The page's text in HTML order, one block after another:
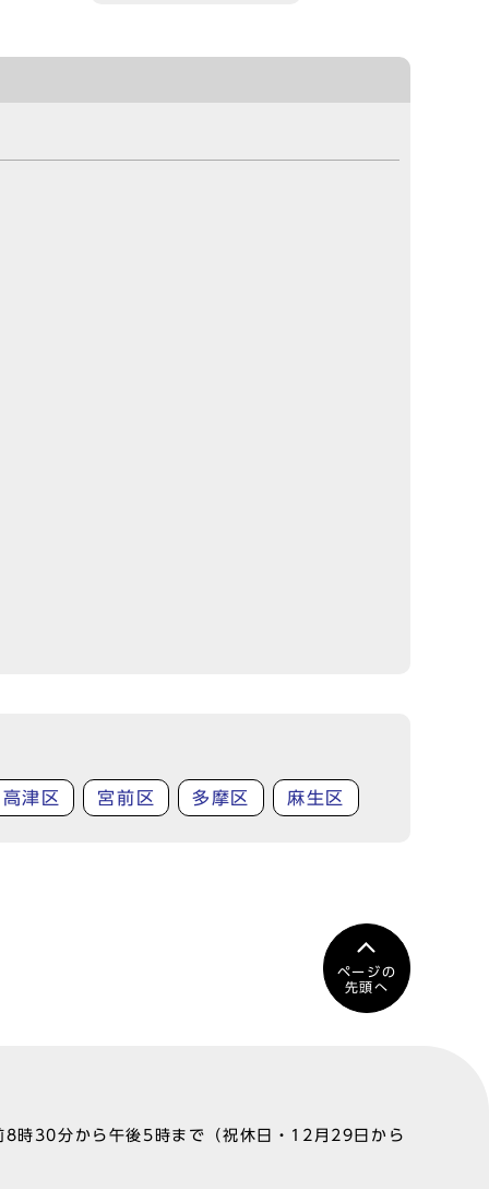
高津区 宮前区 多摩区 麻生区
ページの
先頭へ
8時30分から午後5時まで（祝休日・12月29日から